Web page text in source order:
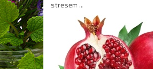
stresem ...